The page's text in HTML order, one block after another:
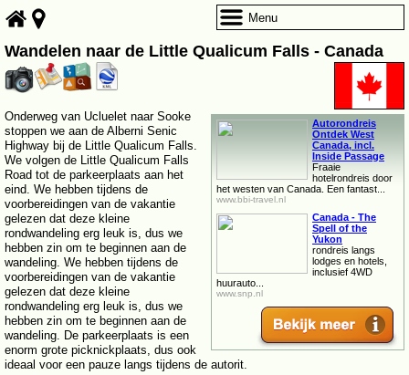
Wandelen naar de Little Qualicum Falls - Canada
Autorondreis
Ontdek West
Canada, incl.
Inside Passage
Fraaie
hotelrondreis door
het westen van Canada. Een fantast...
www.bbi-travel.nl
Canada - The
Spell of the
Yukon
rondreis langs
lodges en hotels,
inclusief 4WD
huurauto...
www.snp.nl
Onderweg van Ucluelet naar Sooke
stoppen we aan de Alberni Senic
Highway bij de Little Qualicum Falls.
We volgen de Little Qualicum Falls
Road tot de parkeerplaats aan het
eind. We hebben tijdens de
voorbereidingen van de vakantie
gelezen dat deze kleine
rondwandeling erg leuk is, dus we
hebben zin om te beginnen aan de
wandeling. We hebben tijdens de
voorbereidingen van de vakantie
gelezen dat deze kleine
rondwandeling erg leuk is, dus we
hebben zin om te beginnen aan de
wandeling. De parkeerplaats is een
enorm grote picknickplaats, dus ook
ideaal voor een pauze langs tijdens de autorit.
Menu